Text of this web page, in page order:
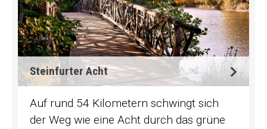
Steinfurter Acht
Auf rund 54 Kilometern schwingt sich
der Weg wie eine Acht durch das grüne